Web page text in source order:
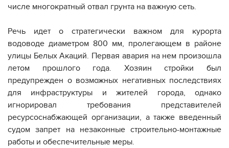
числе многократный отвал грунта на важную сеть.
Речь идет о стратегически важном для курорта
водоводе диаметром 800 мм, пролегающем в районе
улицы Белых Акаций. Первая авария на нем произошла
летом прошлого года. Хозяин стройки был
предупрежден о возможных негативных последствиях
для инфраструктуры и жителей города, однако
игнорировал требования представителей
ресурсоснабжающей организации, а также введенный
судом запрет на незаконные строительно-монтажные
работы и обеспечительные меры.